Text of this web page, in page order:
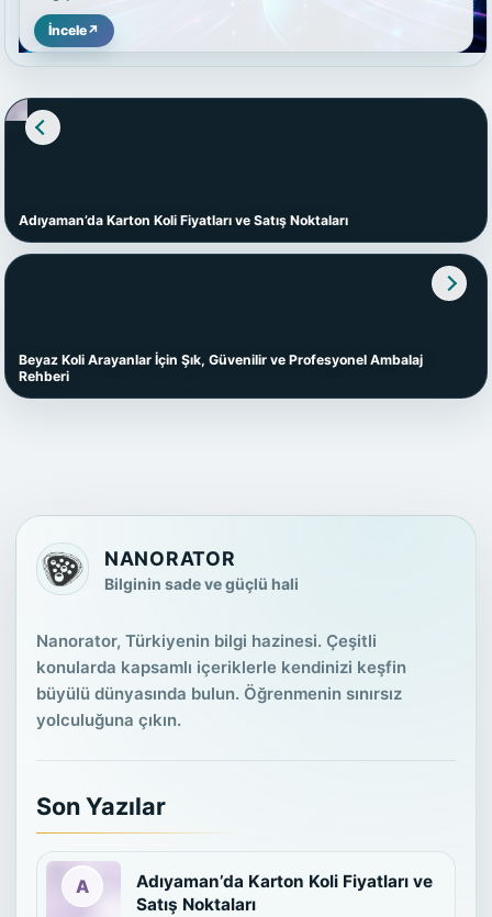
İncele↗
Adıyaman’da Karton Koli Fiyatları ve Satış Noktaları
Beyaz Koli Arayanlar İçin Şık, Güvenilir ve Profesyonel Ambalaj
Rehberi
NANORATOR
Bilginin sade ve güçlü hali
Nanorator, Türkiyenin bilgi hazinesi. Çeşitli
konularda kapsamlı içeriklerle kendinizi keşfin
büyülü dünyasında bulun. Öğrenmenin sınırsız
yolculuğuna çıkın.
Son Yazılar
Adıyaman’da Karton Koli Fiyatları ve
Satış Noktaları